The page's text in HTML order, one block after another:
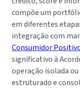
compõe um
em diferentes
integração com
Consumidor
significativo à
operação isolada
estruturado e